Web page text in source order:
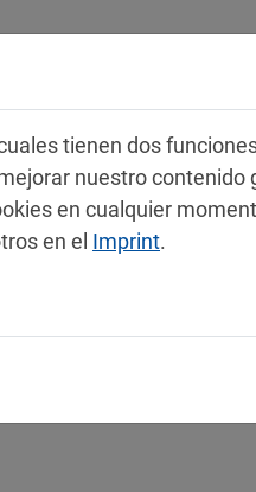
Productos
tienen dos
nuestro
en cualquier
en el Imprint.